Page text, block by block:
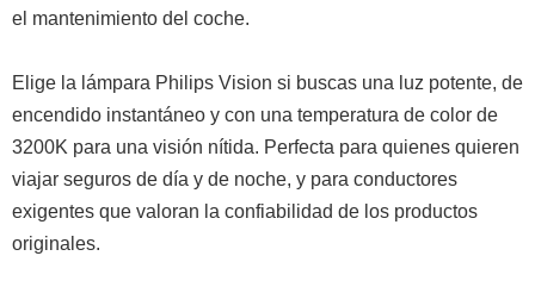
el mantenimiento del coche.
Elige la lámpara Philips Vision si buscas una luz potente, de
encendido instantáneo y con una temperatura de color de
3200K para una visión nítida. Perfecta para quienes quieren
viajar seguros de día y de noche, y para conductores
exigentes que valoran la confiabilidad de los productos
originales.